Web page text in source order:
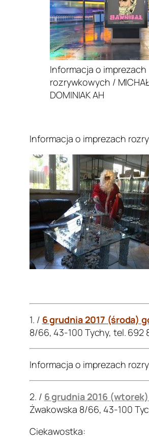
Informacja o imprezach
rozrywkowych /
DOMINIAK AH
Informacja o imprezach
1. / 6 grudnia 2017 (środa)
8/66, 43-100 Tychy, tel. 692
Informacja o imprezach
2. / 6 grudnia 2016
Żwakowska 8/66, 43-100
Ciekawostka: